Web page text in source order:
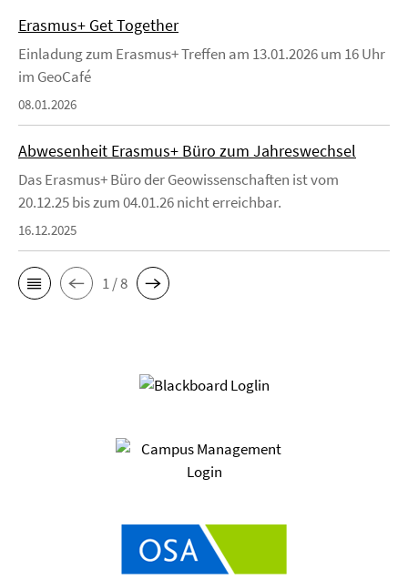
Erasmus+ Get Together
Einladung zum Erasmus+ Treffen am 13.01.2026 um 16 Uhr
im GeoCafé
08.01.2026
Abwesenheit Erasmus+ Büro zum Jahreswechsel
Das Erasmus+ Büro der Geowissenschaften ist vom
20.12.25 bis zum 04.01.26 nicht erreichbar.
16.12.2025
1 / 8